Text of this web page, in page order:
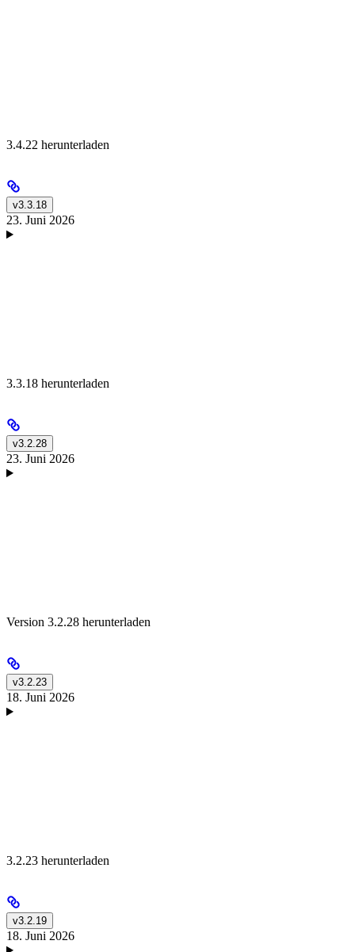
3.4.22 herunterladen
v3.3.18
23. Juni 2026
3.3.18 herunterladen
v3.2.28
23. Juni 2026
Version 3.2.28 herunterladen
v3.2.23
18. Juni 2026
3.2.23 herunterladen
v3.2.19
18. Juni 2026